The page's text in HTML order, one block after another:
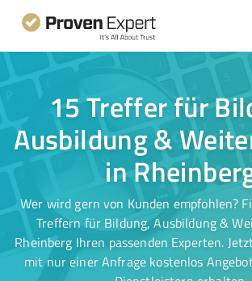
15 Treffer für
Ausbildung &
in
Wer wird gern von Kunden empfohlen?
Treffern für Bildung, Ausbildung &
Rheinberg Ihren passenden Experten.
mit nur einer Anfrage kostenlos